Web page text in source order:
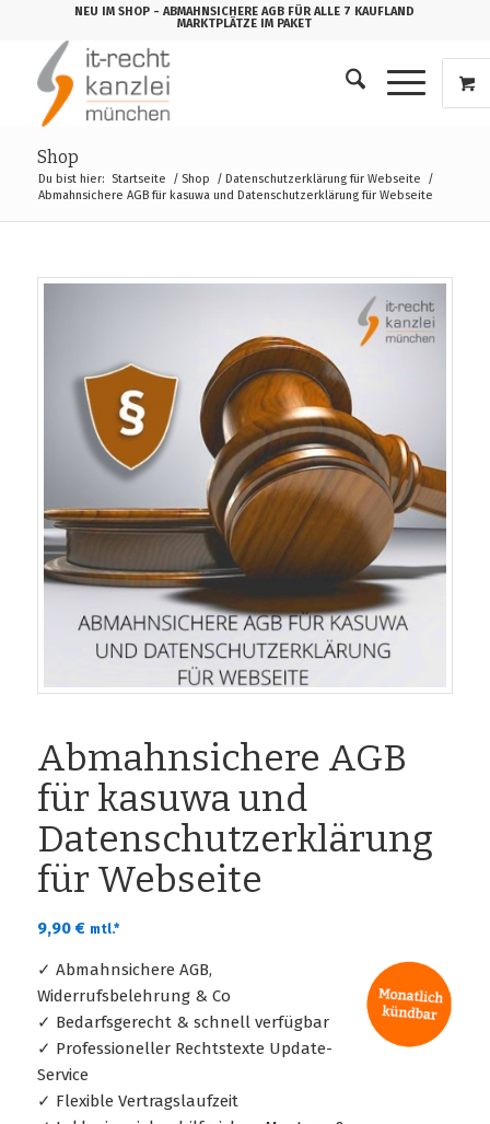
NEU IM SHOP - ABMAHNSICHERE AGB FÜR ALLE 7 KAUFLAND
MARKTPLÄTZE IM PAKET
Shop
Du bist hier: Startseite / Shop / Datenschutzerklärung für Webseite
/
Abmahnsichere AGB für kasuwa und Datenschutzerklärung für Webseite
Abmahnsichere AGB
für kasuwa und
Datenschutzerklärung
für Webseite
9,90€ mtl.*
✓ Abmahnsichere AGB,
Widerrufsbelehrung & Co
✓ Bedarfsgerecht & schnell verfügbar
✓ Professioneller Rechtstexte Update-
Service
✓ Flexible Vertragslaufzeit